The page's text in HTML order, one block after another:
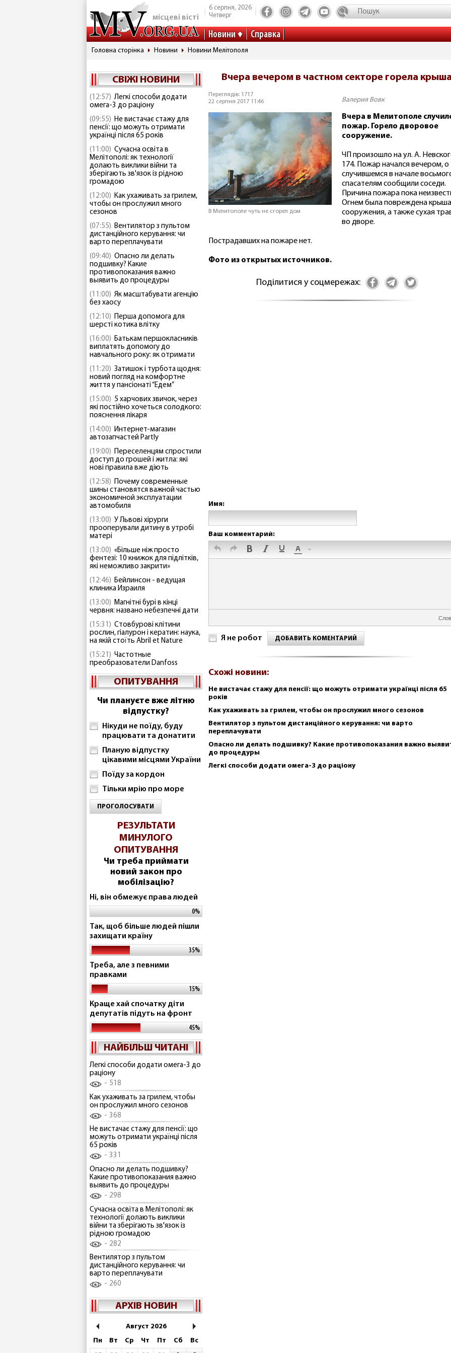
місцеві вісті
6 серпня, 2026
Четверг
Новини Справка
Головна сторінка Новини Новини Мелітополя
СВІЖІ НОВИНИ
(12:57) Легкі способи додати
омега-3 до раціону
(09:55) Не вистачає стажу для
пенсії: що можуть отримати
українці після 65 років
(11:00) Сучасна освіта в
Мелітополі: як технології
долають виклики війни та
зберігають зв'язок із рідною
громадою
(12:00) Как ухаживать за грилем,
чтобы он прослужил много
сезонов
(07:55) Вентилятор з пультом
дистанційного керування: чи
варто переплачувати
(09:40) Опасно ли делать
подшивку? Какие
противопоказания важно
выявить до процедуры
(11:00) Як масштабувати агенцію
без хаосу
(12:10) Перша допомога для
шерсті котика влітку
(16:00) Батькам першокласників
виплатять допомогу до
навчального року: як отримати
(11:20) Затишок і турбота щодня:
новий погляд на комфортне
життя у пансіонаті “Едем”
(15:00) 5 харчових звичок, через
які постійно хочеться солодкого:
пояснення лікаря
(14:00) Интернет-магазин
автозапчастей Partly
(19:00) Переселенцям спростили
доступ до грошей і житла: які
нові правила вже діють
(12:58) Почему современные
шины становятся важной частью
экономичной эксплуатации
автомобиля
(13:00) У Львові хірурги
прооперували дитину в утробі
матері
(13:00) «Більше ніж просто
фентезі: 10 книжок для підлітків,
які неможливо закрити»
(12:46) Бейлинсон - ведущая
клиника Израиля
(13:00) Магнітні бурі в кінці
червня: названо небезпечні дати
(15:31) Стовбурові клітини
рослин, гіалурон і кератин: наука,
на якій стоїть Abril et Nature
(15:21) Частотные
преобразователи Danfoss
ОПИТУВАННЯ
Чи плануєте вже літню
відпустку?
Нікуди не поїду, буду
працювати та донатити
Планую відпустку
цікавими місцями України
Поїду за кордон
Тільки мрію про море
ПРОГОЛОСУВАТИ
РЕЗУЛЬТАТИ
МИНУЛОГО
ОПИТУВАННЯ
Чи треба приймати
новий закон про
мобілізацію?
Ні, він обмежує права людей
0%
Так, щоб більше людей пішли
захищати країну
35%
Треба, але з певними
правками
15%
Краще хай спочатку діти
депутатів підуть на фронт
45%
НАЙБІЛЬШ ЧИТАНІ
Легкі способи додати омега-3 до
раціону
518
Как ухаживать за грилем, чтобы
он прослужил много сезонов
368
Не вистачає стажу для пенсії: що
можуть отримати українці після
65 років
331
Опасно ли делать подшивку?
Какие противопоказания важно
выявить до процедуры
298
Сучасна освіта в Мелітополі: як
технології долають виклики
війни та зберігають зв'язок із
рідною громадою
282
Вентилятор з пультом
дистанційного керування: чи
варто переплачувати
260
АРХІВ НОВИН
Август 2026
Пн
Вт Ср Чт Пт Сб
Вс
Вчера вечером в частном секторе горела
Переглядів: 1717
22 серпня 2017 11:46
Валерия Вовк
В Мелитополе чуть не сгорел дом
Вчера в Мелитополе
пожар. Горело дворовое
сооружение.
ЧП произошло на ул. А.
174. Пожар начался вечером, о
случившемся в начале
спасателям сообщили соседи.
Причина пожара пока
Огнем была повреждена крыша
сооружения, а также сухая
во дворе.
Пострадавших на пожаре нет.
Фото из открытых источников.
Поділитися у соцмережах:
Имя:
Ваш комментарий:
Я не робот ДОБАВИТЬ КОМЕНТАРИЙ
Схожі новини:
Не вистачає стажу для пенсії: що можуть отримати українці після 65
років
Как ухаживать за грилем, чтобы он прослужил много сезонов
Вентилятор з пультом дистанційного керування: чи варто
переплачувати
Опасно ли делать подшивку? Какие противопоказания важно
до процедуры
Легкі способи додати омега-3 до раціону